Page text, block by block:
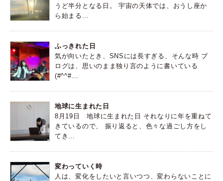
うど半分となる日。 宇宙の天体では、おうし座か
ら始まる…
ふっきれた日
気が向いたとき、SNSには長すぎる、そんな時 ブ
ログは、思いのまま独り言のように書いている
(#^^#…
地球に生まれた日
8月19日 地球に生まれた日 それなりに年を重ねて
きているので、 振り返ると、色々な過ごし方をし
てき…
変わっていく時
人は、変化をしたいと言いつつ、変わらないことに